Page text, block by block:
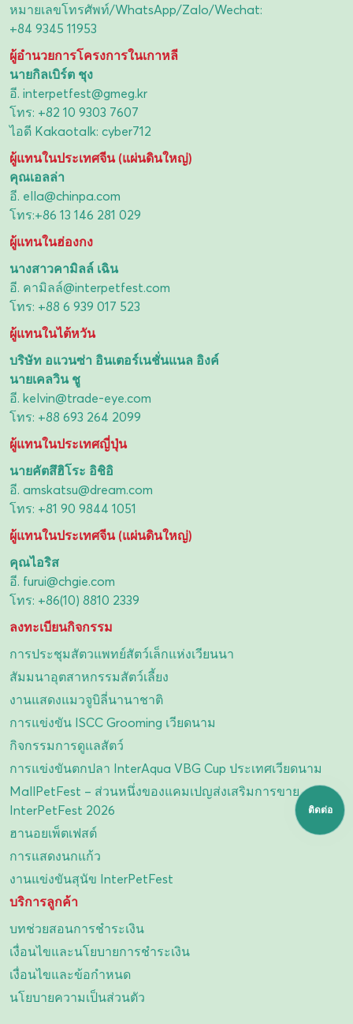
หมายเลขโทรศัพท์/WhatsApp/Zalo/Wechat:
+84 9345 11953
ผู้อำนวยการโครงการในเกาหลี
นายกิลเบิร์ต ชุง
อี. interpetfest@gmeg.kr
โทร: +82 10 9303 7607
ไอดี Kakaotalk: cyber712
ผู้แทนในประเทศจีน (แผ่นดินใหญ่)
คุณเอลล่า
อี. ella@chinpa.com
โทร:+86 13 146 281 029
ผู้แทนในฮ่องกง
นางสาวคามิลล์ เฉิน
อี. คามิลล์@interpetfest.com
โทร: +88 6 939 017 523
ผู้แทนในไต้หวัน
บริษัท อแวนซ่า อินเตอร์เนชั่นแนล อิงค์
นายเคลวิน ชู
อี. kelvin@trade-eye.com
โทร: +88 693 264 2099
ผู้แทนในประเทศญี่ปุ่น
นายคัตสึฮิโระ อิชิอิ
อี. amskatsu@dream.com
โทร: +81 90 9844 1051
ผู้แทนในประเทศจีน (แผ่นดินใหญ่)
คุณไอริส
อี. furui@chgie.com
โทร: +86(10) 8810 2339
ลงทะเบียนกิจกรรม
การประชุมสัตวแพทย์สัตว์เล็กแห่งเวียนนา
สัมมนาอุตสาหกรรมสัตว์เลี้ยง
งานแสดงแมวจูบิลี่นานาชาติ
การแข่งขัน ISCC Grooming เวียดนาม
กิจกรรมการดูแลสัตว์
การแข่งขันตกปลา InterAqua VBG Cup ประเทศเวียดนาม
MallPetFest – ส่วนหนึ่งของแคมเปญส่งเสริมการขาย
InterPetFest 2026
ฮานอยเพ็ตเฟสต์
การแสดงนกแก้ว
งานแข่งขันสุนัข InterPetFest
บริการลูกค้า
บทช่วยสอนการชำระเงิน
เงื่อนไขและนโยบายการชำระเงิน
เงื่อนไขและข้อกำหนด
นโยบายความเป็นส่วนตัว
ติดต่อ